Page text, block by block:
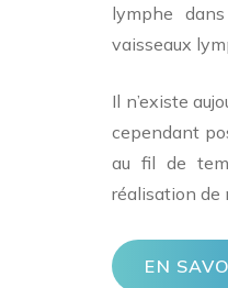
lymphe
vaisseaux
Il n’existe
cependant
au fil de
réalisation de
EN